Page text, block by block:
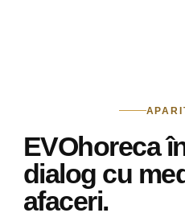
EVOhoreca
dialog cu
afaceri.